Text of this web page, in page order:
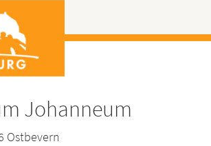
Johanneum
Ostbevern